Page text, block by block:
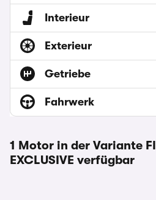
Interieur
Exterieur
Getriebe
Fahrwerk
1 Motor in der Variante
EXCLUSIVE verfügbar